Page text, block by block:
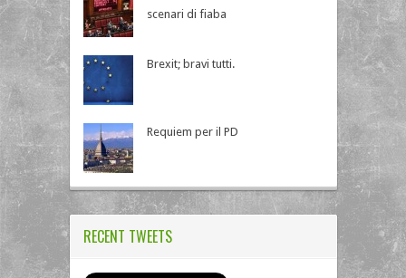
scenari di fiaba
Brexit; bravi tutti.
Requiem per il PD
RECENT TWEETS